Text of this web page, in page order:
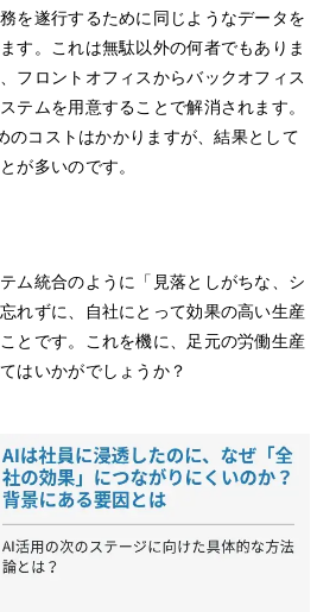
を遂行するために同じようなデータを
す。これは無駄以外の何者でもありま
フロントオフィスからバックオフィス
テムを用意することで解消されます。
のコストはかかりますが、結果として
が多いのです。
ム統合のように「見落としがちな、シ
れずに、自社にとって効果の高い生産
とです。これを機に、足元の労働生産
はいかがでしょうか？